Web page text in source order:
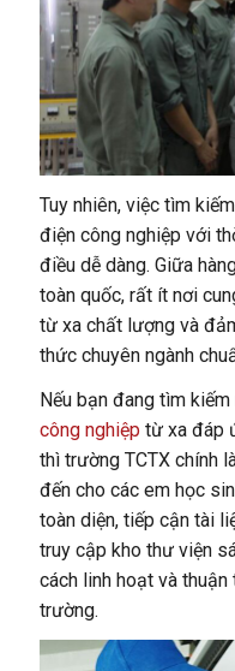
Tuy nhiên, việc tìm
điện công nghiệp với
điều dễ dàng. Giữa
toàn quốc, rất ít nơi
từ xa chất lượng và
thức chuyên ngành
Nếu bạn đang tìm
công nghiệp từ xa đáp
thì trường TCTX chính
đến cho các em học
toàn diện, tiếp cận tài
truy cập kho thư viện
cách linh hoạt và
trường.